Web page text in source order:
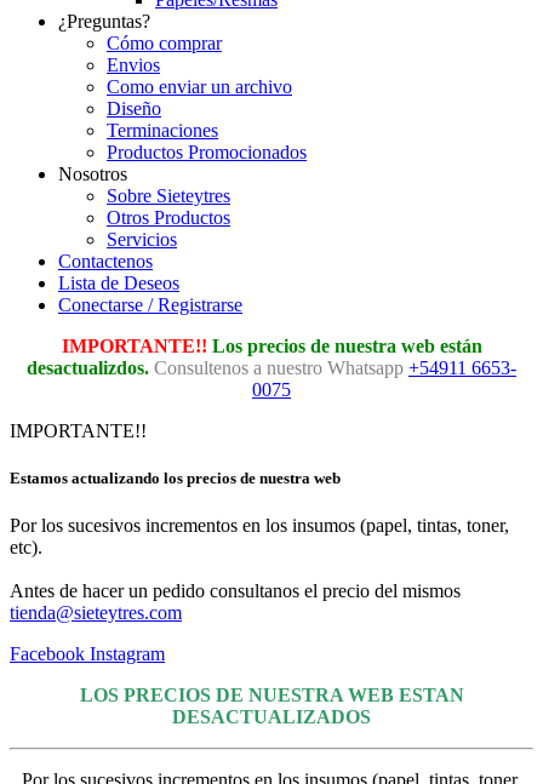
¿Preguntas?
Cómo comprar
Envios
Como enviar un archivo
Diseño
Terminaciones
Productos Promocionados
Nosotros
Sobre Sieteytres
Otros Productos
Servicios
Contactenos
Lista de Deseos
Conectarse / Registrarse
IMPORTANTE!! Los precios de nuestra web están
desactualizdos. Consultenos a nuestro Whatsapp +54911 6653-
0075
IMPORTANTE!!
Estamos actualizando los precios de nuestra web
Por los sucesivos incrementos en los insumos (papel, tintas, toner,
etc).
Antes de hacer un pedido consultanos el precio del mismos
tienda@sieteytres.com
Facebook Instagram
LOS PRECIOS DE NUESTRA WEB ESTAN
DESACTUALIZADOS